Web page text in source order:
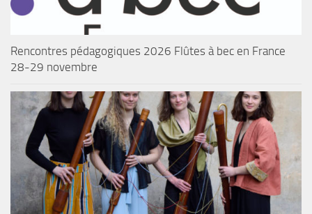
Rencontres pédagogiques 2026 Flûtes à bec en France
28-29 novembre